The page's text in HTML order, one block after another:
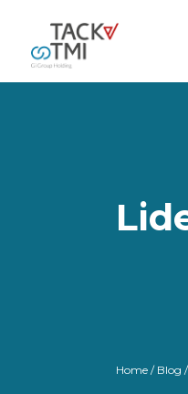
Home/ Blog /